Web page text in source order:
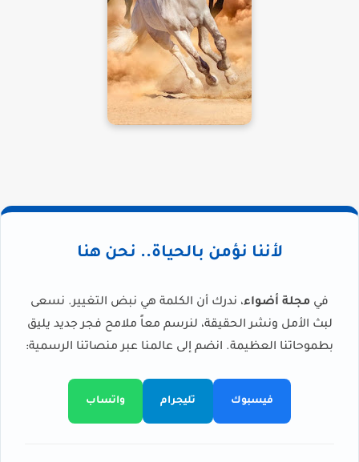
لأننا نؤمن بالحياة.. نحن هنا
في مجلة أضواء، ندرك أن الكلمة هي نبض التغيير. نسعى
لبث الأمل ونشر الحقيقة، لنرسم معاً ملامح فجر جديد يليق
بطموحاتنا العظيمة. انضم إلى عالمنا عبر منصاتنا الرسمية:
فيسبوك تليجرام واتساب